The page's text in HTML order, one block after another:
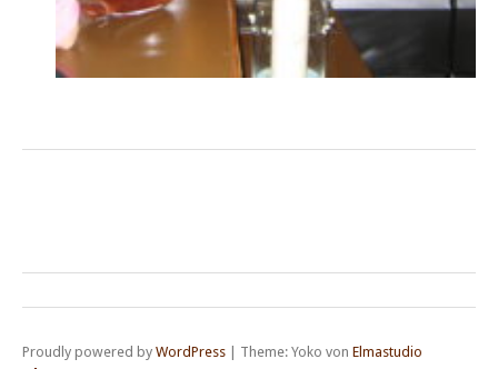
Proudly powered by WordPress Theme: Yoko von Elmastudio